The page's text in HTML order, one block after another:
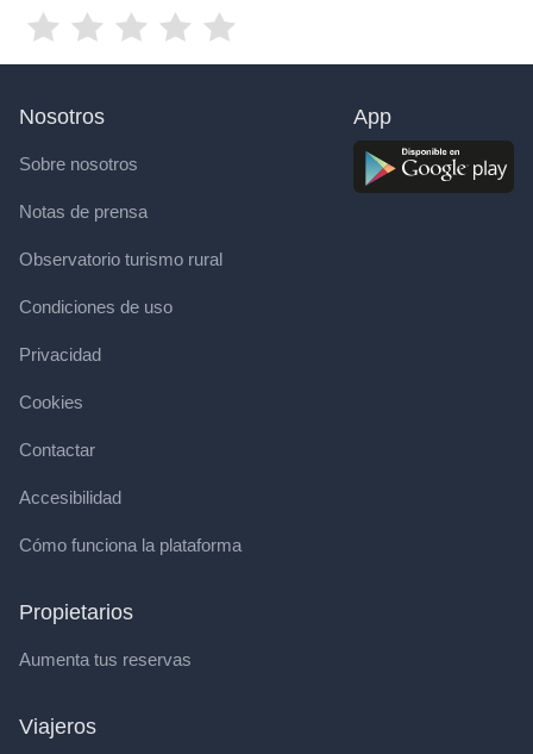
Nosotros
Sobre nosotros
Notas de prensa
Observatorio turismo rural
Condiciones de uso
Privacidad
Cookies
Contactar
Accesibilidad
Cómo funciona la plataforma
Propietarios
Aumenta tus reservas
Viajeros
App